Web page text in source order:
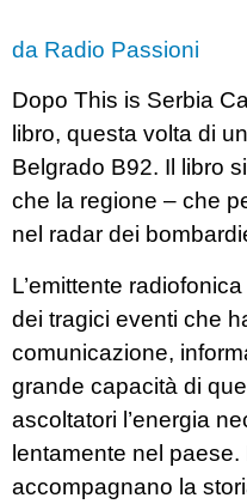
da Radio Passioni
Dopo This is Serbia
libro, questa volta di
Belgrado B92. Il libro
che la regione – che
nel radar dei
L’emittente
dei tragici eventi che
comunicazione,
grande capacità di
ascoltatori l’energia
lentamente nel
accompagnano la